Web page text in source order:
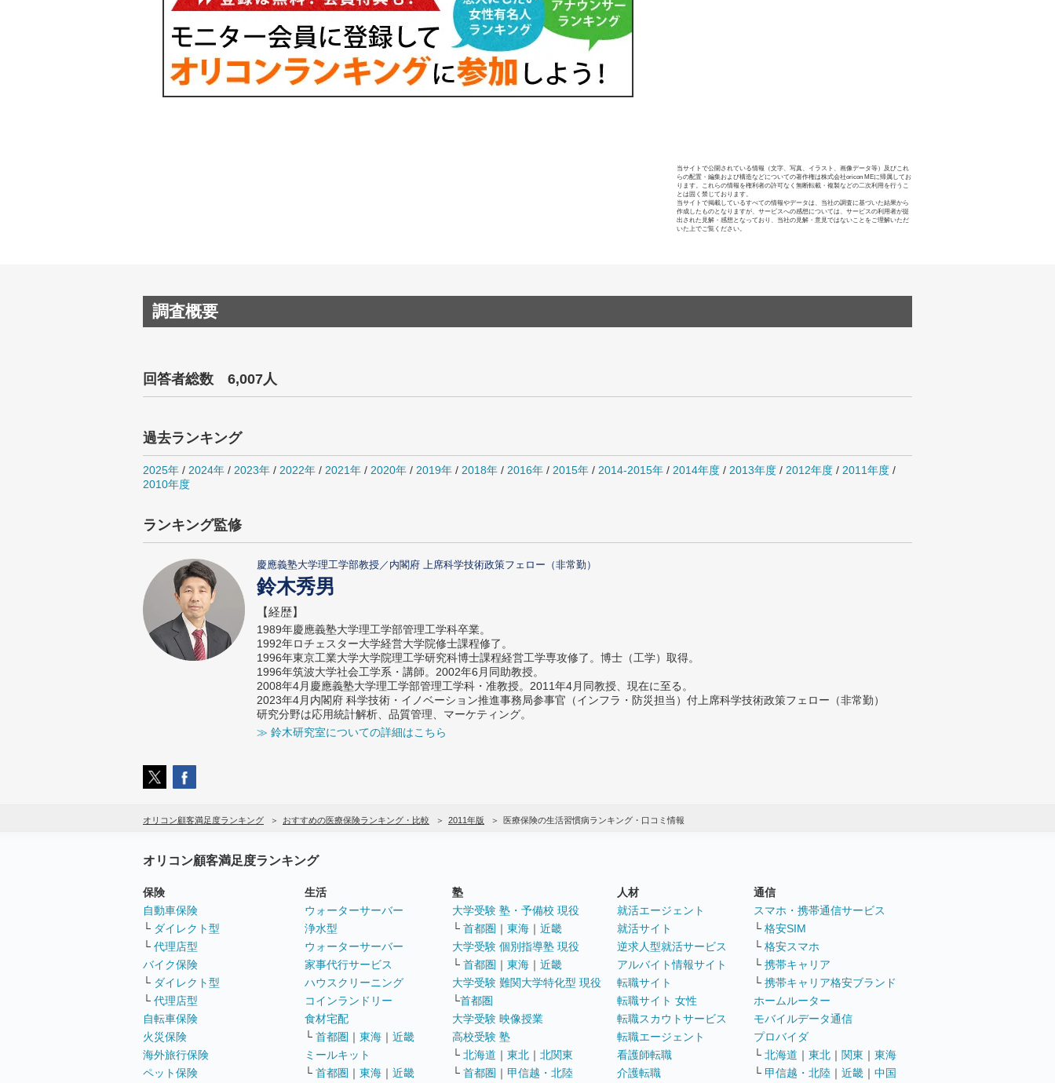
当サイトで公開されている情報（文字、写真、イラスト、画像データ等）及びこれ
らの配置・編集および構造などについての著作権は株式会社oricon MEに帰属してお
ります。これらの情報を権利者の許可なく無断転載・複製などの二次利用を行うこ
とは固く禁じております。
当サイトで掲載しているすべての情報やデータは、当社の調査に基づいた結果から
作成したものとなりますが、サービスへの感想については、サービスの利用者が提
出された見解・感想となっており、当社の見解・意見ではないことをご理解いただ
いた上でご覧ください。
調査概要
回答者総数 6,007人
過去ランキング
2025年 / 2024年 / 2023年 / 2022年 / 2021年 / 2020年 / 2019年 / 2018年 / 2016年 / 2015年 / 2014-2015年 / 2014年度 / 2013年度 / 2012年度 / 2011年度 /
2010年度
ランキング監修
慶應義塾大学理工学部教授／内閣府 上席科学技術政策フェロー（非常勤）
鈴木秀男
【経歴】
1989年慶應義塾大学理工学部管理工学科卒業。
1992年ロチェスター大学経営大学院修士課程修了。
1996年東京工業大学大学院理工学研究科博士課程経営工学専攻修了。博士（工学）取得。
1996年筑波大学社会工学系・講師。2002年6月同助教授。
2008年4月慶應義塾大学理工学部管理工学科・准教授。2011年4月同教授、現在に至る。
2023年4月内閣府 科学技術・イノベーション推進事務局参事官（インフラ・防災担当）付上席科学技術政策フェロー（非常勤）
研究分野は応用統計解析、品質管理、マーケティング。
≫ 鈴木研究室についての詳細はこちら
オリコン顧客満足度ランキング おすすめの医療保険ランキング・比較 2011年版 医療保険の生活習慣病ランキング・口コミ情報
オリコン顧客満足度ランキング
保険
自動車保険
└ ダイレクト型
└ 代理店型
バイク保険
└ ダイレクト型
└ 代理店型
自転車保険
火災保険
海外旅行保険
ペット保険
生活
ウォーターサーバー
浄水型
ウォーターサーバー
家事代行サービス
ハウスクリーニング
コインランドリー
食材宅配
└ 首都圏 ｜ 東海 ｜ 近畿
ミールキット
└ 首都圏 ｜ 東海 ｜ 近畿
塾
大学受験 塾・予備校 現役
└ 首都圏 ｜ 東海 ｜ 近畿
大学受験 個別指導塾 現役
└ 首都圏 ｜ 東海 ｜ 近畿
大学受験 難関大学特化型 現役
└首都圏
大学受験 映像授業
高校受験 塾
└ 北海道 ｜ 東北 ｜ 北関東
└ 首都圏 ｜ 甲信越・北陸
人材
就活エージェント
就活サイト
逆求人型就活サービス
アルバイト情報サイト
転職サイト
転職サイト 女性
転職スカウトサービス
転職エージェント
看護師転職
介護転職
通信
スマホ・携帯通信サービス
└ 格安SIM
└ 格安スマホ
└ 携帯キャリア
└ 携帯キャリア格安ブランド
ホームルーター
モバイルデータ通信
プロバイダ
└ 北海道 ｜ 東北 ｜ 関東 ｜ 東海
└ 甲信越・北陸 ｜ 近畿 ｜ 中国